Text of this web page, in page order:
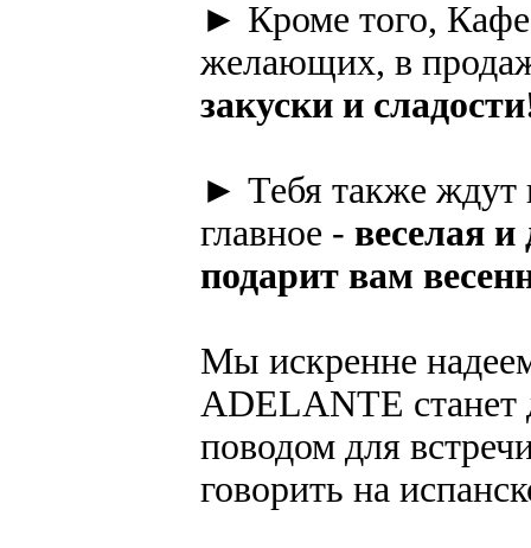
► Кроме того,
желающих, в
закуски и
► Тебя также ждут
главное - веселая
подарит вам
Мы искренне
ADELANTE станет
поводом для
говорить на